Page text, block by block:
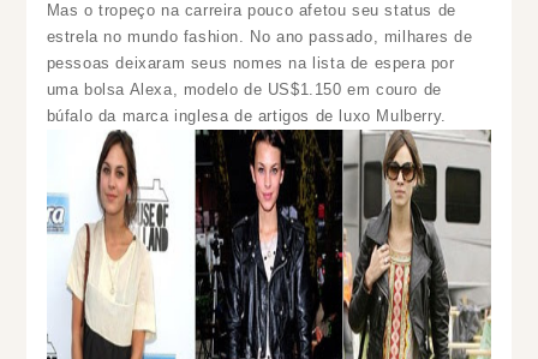
Mas o tropeço na carreira pouco afetou seu status de
estrela no mundo fashion. No ano passado, milhares de
pessoas deixaram seus nomes na lista de espera por
uma bolsa Alexa, modelo de US$1.150 em couro de
búfalo da marca inglesa de artigos de luxo Mulberry.